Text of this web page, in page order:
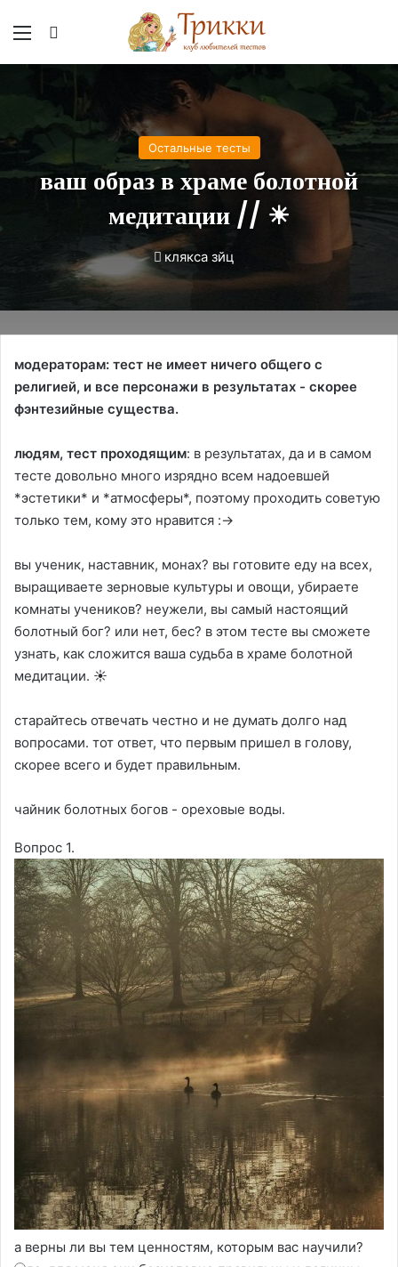
Меню
Остальные тесты
ваш образ в храме болотной
медитации // ☀
клякса зйц
модераторам: тест не имеет ничего общего с
религией, и все персонажи в результатах - скорее
фэнтезийные существа.
людям, тест проходящим: в результатах, да и в самом
тесте довольно много изрядно всем надоевшей
*эстетики* и *атмосферы*, поэтому проходить советую
только тем, кому это нравится :->
вы ученик, наставник, монах? вы готовите еду на всех,
выращиваете зерновые культуры и овощи, убираете
комнаты учеников? неужели, вы самый настоящий
болотный бог? или нет, бес? в этом тесте вы сможете
узнать, как сложится ваша судьба в храме болотной
медитации. ☀
старайтесь отвечать честно и не думать долго над
вопросами. тот ответ, что первым пришел в голову,
скорее всего и будет правильным.
чайник болотных богов - ореховые воды.
Вопрос 1.
а верны ли вы тем ценностям, которым вас научили?